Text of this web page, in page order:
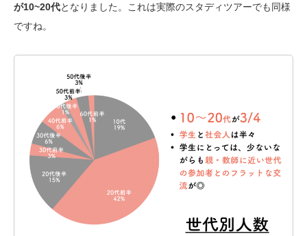
が10~20代となりました。これは実際のスタディツアーでも同様
ですね。